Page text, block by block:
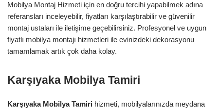
Mobilya Montaj Hizmeti için en doğru tercihi yapabilmek adına
referansları inceleyebilir, fiyatları karşılaştırabilir ve güvenilir
montaj ustaları ile iletişime geçebilirsiniz. Profesyonel ve uygun
fiyatlı mobilya montajı hizmetleri ile evinizdeki dekorasyonu
tamamlamak artık çok daha kolay.
Karşıyaka Mobilya Tamiri
Karşıyaka Mobilya Tamiri hizmeti, mobilyalarınızda meydana